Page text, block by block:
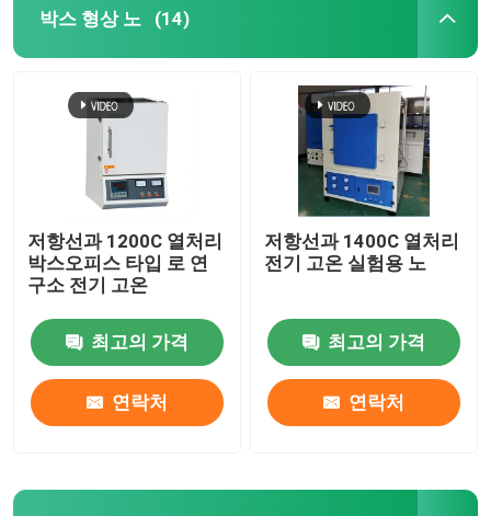
박스 형상 노 (14)
저항선과 1200C 열처리
박스오피스 타입 로 연
구소 전기 고온
최고의 가격
연락처
저항선과 1400C 열처리
전기 고온 실험용 노
최고의 가격
연락처